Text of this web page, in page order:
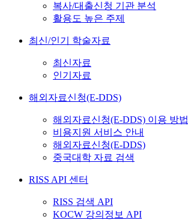
복사/대출신청 기관 분석
활용도 높은 주제
최신/인기 학술자료
최신자료
인기자료
해외자료신청(E-DDS)
해외자료신청(E-DDS) 이용 방법
비용지원 서비스 안내
해외자료신청(E-DDS)
중국대학 자료 검색
RISS API 센터
RISS 검색 API
KOCW 강의정보 API